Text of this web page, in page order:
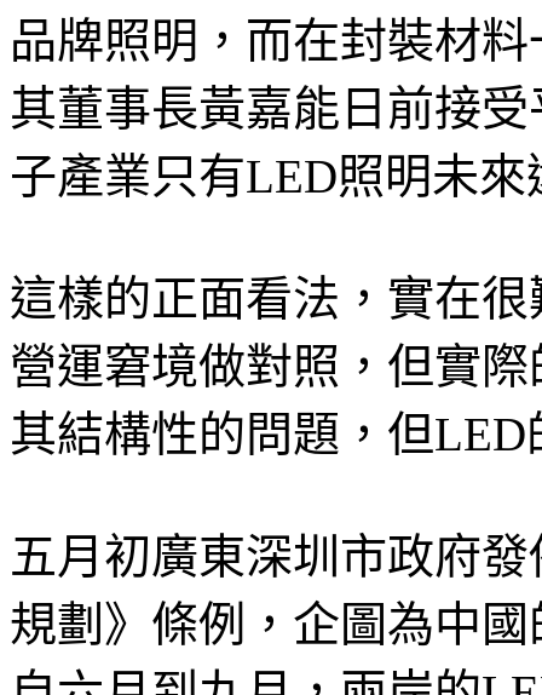
品牌照明，而在封裝材
其董事長黃嘉能日前接
子產業只有LED照明未
這樣的正面看法，實在
營運窘境做對照，但實
其結構性的問題，但
五月初廣東深圳市政府
規劃》條例，企圖為中